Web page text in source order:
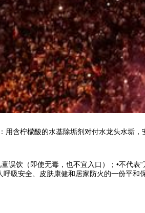
：用含柠檬酸的水基除垢剂对付水龙头水垢，
误饮（即使无毒，也不宜入口）；•不代
吸安全、皮肤康健和居家防火的一份平和